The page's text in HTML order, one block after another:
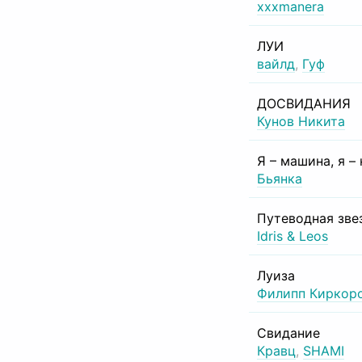
xxxmanera
ЛУИ
вайлд, Гуф
ДОСВИДАНИЯ
Кунов Никита
Я – машина, я –
Бьянка
Путеводная
Idris & Leos
Луиза
Филипп
Свидание
Кравц, SHAMI